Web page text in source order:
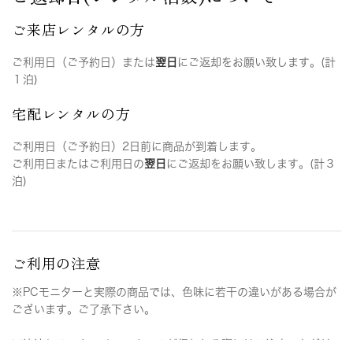
ご来店レンタルの方
ご利用日（ご予約日）または翌日 にご返却をお願い致します。(計
１泊)
宅配レンタルの方
ご利用日（ご予約日）2日前に商品が到着します。
ご利用日またはご利用日の翌日 にご返却をお願い致します。(計３
泊)
ご利用の注意
※PCモニターと実際の商品では、色味に若干の違いがある場合が
ございます。ご了承下さい。